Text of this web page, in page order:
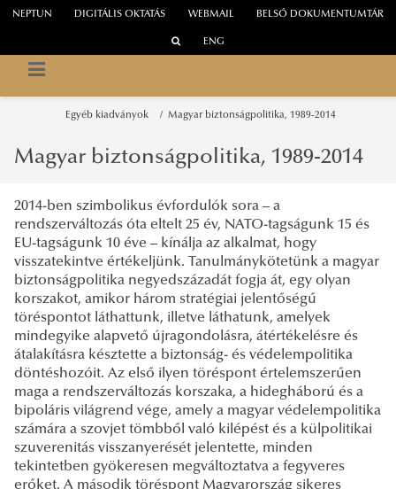
WEBMAIL
NEPTUN DIGITÁLIS OKTATÁS BELSŐ DOKUMENTUMTÁR
ENG
Egyéb kiadványok Magyar biztonságpolitika, 1989-2014
Magyar biztonságpolitika, 1989-2014
2014-ben szimbolikus évfordulók sora – a
rendszerváltozás óta eltelt 25 év, NATO-tagságunk 15 és
EU-tagságunk 10 éve – kínálja az alkalmat, hogy
visszatekintve értékeljünk. Tanulmánykötetünk a magyar
biztonságpolitika negyedszázadát fogja át, egy olyan
korszakot, amikor három stratégiai jelentőségű
töréspontot láthattunk, illetve láthatunk, amelyek
mindegyike alapvető újragondolásra, átértékelésre és
átalakításra késztette a biztonság- és védelempolitika
döntéshozóit. Az első ilyen töréspont értelemszerűen
maga a rendszerváltozás korszaka, a hidegháború és a
bipoláris világrend vége, amely a magyar védelempolitika
számára a szovjet tömbből való kilépést és a külpolitikai
szuverenitás visszanyerését jelentette, minden
tekintetben gyökeresen megváltoztatva a fegyveres
erőket. A második töréspont Magyarország sikeres